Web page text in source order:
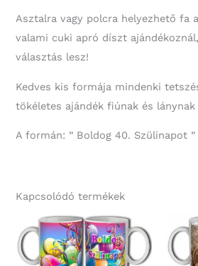
Asztalra vagy polcra helyezhető fa
valami cuki apró díszt
választás lesz!
Kedves kis formája mindenki
tökéletes ajándék fiúnak és lánynak
A formán: ” Boldog 40. Szülinapot
Kapcsolódó termékek